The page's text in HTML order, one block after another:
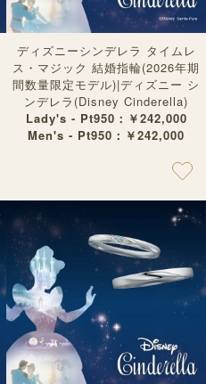
ディズニーシンデレラ タイムレ
ス・マジック 結婚指輪(2026年期
間数量限定モデル)|ディズニー シ
ンデレラ(Disney Cinderella)
Lady's - Pt950：￥242,000
Men's - Pt950：￥242,000